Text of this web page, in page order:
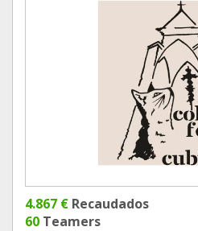
4.867 € Recaudados
60 Teamers